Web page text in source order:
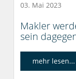
03. Mai 2023
Makler
sein
mehr lesen...